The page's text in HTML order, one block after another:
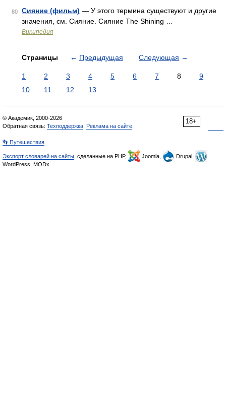
80 Сияние (фильм) — У этого термина существуют и другие
значения, см. Сияние. Сияние The Shining …
Википедия
Страницы ← Предыдущая Следующая →
1 2 3 4 5 6 7 8
9
10
11 12 13
18+
© Академик, 2000-2026
Обратная связь: Техподдержка Реклама на сайте
👣 Путешествия
Экспорт словарей на сайты , сделанные на PHP, Joomla,
Drupal,
WordPress, MODx.